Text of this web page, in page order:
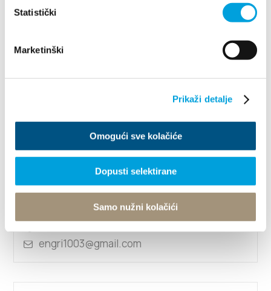
Statistički
Marketinški
Prikaži detalje
Omogući sve kolačiće
Dopusti selektirane
Samo nužni kolačići
Bogdan Šarić
Boris Bedalov
Pod Knježak 24, 21214 Kaštel Kambelovac
engri1003@gmail.com